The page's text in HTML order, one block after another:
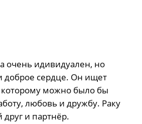
очень идивидуален, но
доброе сердце. Он ищет
которому можно было бы
любовь и дружбу. Раку
и партнёр.